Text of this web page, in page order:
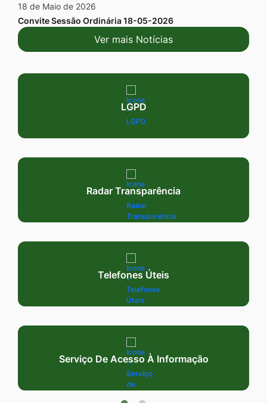
18 de Maio de 2026
Convite Sessão Ordinária 18-05-2026
Ver mais Notícias
Seção Serviços
LGPD
Radar Transparência
Telefones Úteis
Serviço De Acesso À Informação